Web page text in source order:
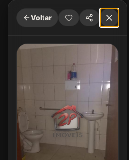
Voltar